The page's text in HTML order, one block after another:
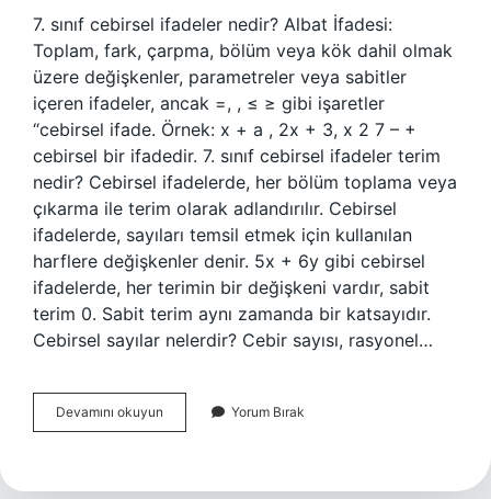
7. sınıf cebirsel ifadeler nedir? Albat İfadesi:
Toplam, fark, çarpma, bölüm veya kök dahil olmak
üzere değişkenler, parametreler veya sabitler
içeren ifadeler, ancak =, , ≤ ≥ gibi işaretler
“cebirsel ifade. Örnek: x + a , 2x + 3, x 2 7 – +
cebirsel bir ifadedir. 7. sınıf cebirsel ifadeler terim
nedir? Cebirsel ifadelerde, her bölüm toplama veya
çıkarma ile terim olarak adlandırılır. Cebirsel
ifadelerde, sayıları temsil etmek için kullanılan
harflere değişkenler denir. 5x + 6y gibi cebirsel
ifadelerde, her terimin bir değişkeni vardır, sabit
terim 0. Sabit terim aynı zamanda bir katsayıdır.
Cebirsel sayılar nelerdir? Cebir sayısı, rasyonel…
Devamını okuyun
Sınıf
Kaça
Yorum Bırak